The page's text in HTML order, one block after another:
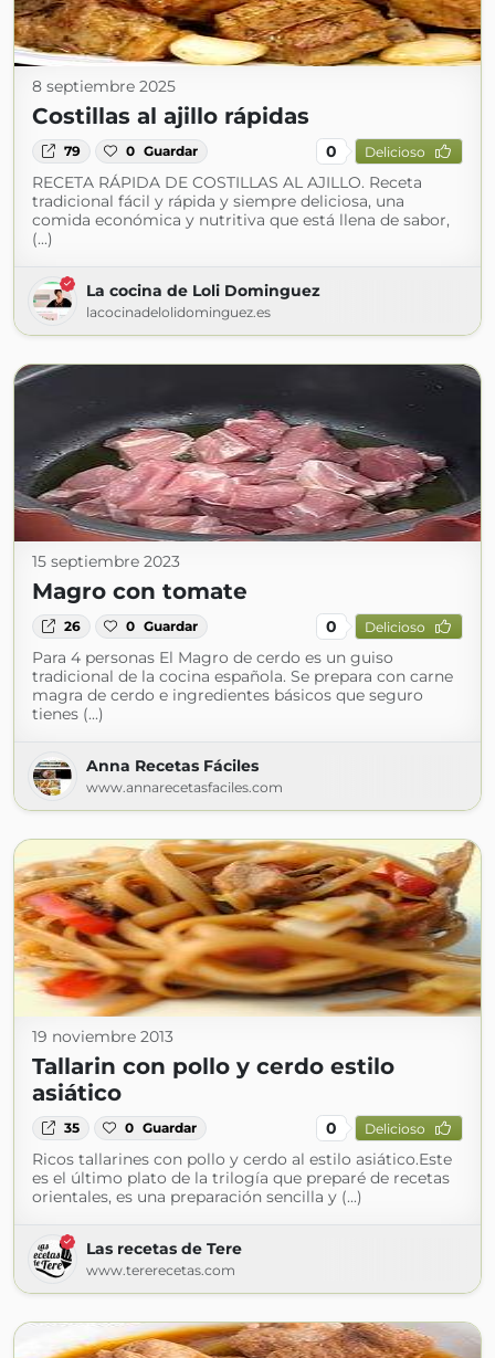
8 septiembre 2025
Costillas al ajillo rápidas
79 0 Guardar 0 Delicioso
RECETA RÁPIDA DE COSTILLAS AL AJILLO. Receta
tradicional fácil y rápida y siempre deliciosa, una
comida económica y nutritiva que está llena de sabor,
(...)
La cocina de Loli Dominguez
lacocinadelolidominguez.es
15 septiembre 2023
Magro con tomate
26 0 Guardar 0 Delicioso
Para 4 personas El Magro de cerdo es un guiso
tradicional de la cocina española. Se prepara con carne
magra de cerdo e ingredientes básicos que seguro
tienes (...)
Anna Recetas Fáciles
www.annarecetasfaciles.com
19 noviembre 2013
Tallarin con pollo y cerdo estilo
asiático
35 0 Guardar 0 Delicioso
Ricos tallarines con pollo y cerdo al estilo asiático.Este
es el último plato de la trilogía que preparé de recetas
orientales, es una preparación sencilla y (...)
Las recetas de Tere
www.tererecetas.com